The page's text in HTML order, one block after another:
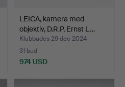
LEICA, kamera med
objektiv, D.R.P, Ernst L…
Klubbades 29 dec 2024
31 bud
974 USD